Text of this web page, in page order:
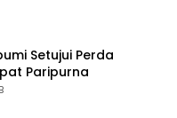
Setujui Perda
Paripurna